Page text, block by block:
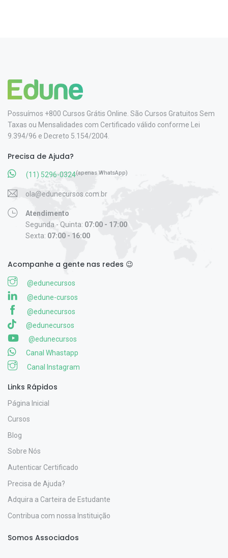
Possuímos +800 Cursos Grátis Online. São Cursos Gratuitos Sem
Taxas ou Mensalidades com Certificado válido conforme Lei
9.394/96 e Decreto 5.154/2004.
Precisa de Ajuda?
(11) 5296-0324(apenas WhatsApp)
ola@edunecursos.com.br
Atendimento
Segunda - Quinta: 07:00 - 17:00
Sexta: 07:00 - 16:00
Acompanhe a gente nas redes 😉
@edunecursos
@edune-cursos
@edunecursos
@edunecursos
@edunecursos
Canal Whastapp
Canal Instagram
Links Rápidos
Página Inicial
Cursos
Blog
Sobre Nós
Autenticar Certificado
Precisa de Ajuda?
Adquira a Carteira de Estudante
Contribua com nossa Instituição
Somos Associados